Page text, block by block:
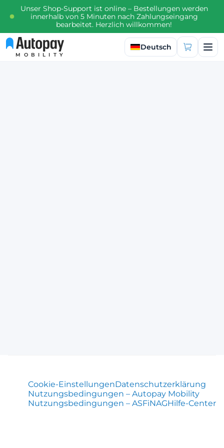
Unser Shop-Support ist online – Bestellungen werden
innerhalb von 5 Minuten nach Zahlungseingang
bearbeitet. Herzlich willkommen!
MOBILITY
Sprache auswählen
Deutsch
Cookie-EinstellungenDatenschutzerklärung
Nutzungsbedingungen – Autopay Mobility
Nutzungsbedingungen – ASFiNAGHilfe-Center